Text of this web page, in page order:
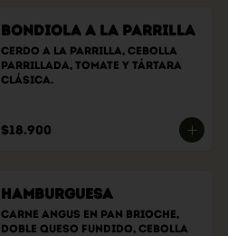
Bondiola a la Parrilla
Cerdo a la parrilla, cebolla
parrillada, tomate y tártara
clásica.
$18.900
Hamburguesa
Carne angus en pan brioche,
doble queso fundido, cebolla